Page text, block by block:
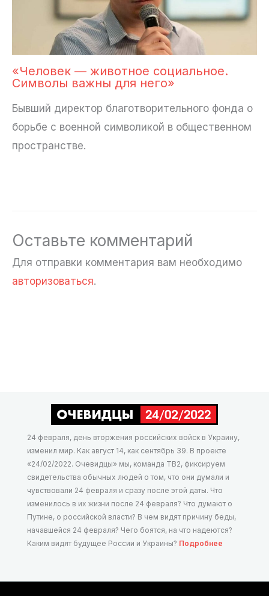
«Человек — животное социальное.
Символы важны для него»
Бывший директор благотворительного фонда о
борьбе с военной символикой в общественном
пространстве.
Оставьте комментарий
Для отправки комментария вам необходимо
авторизоваться.
24 февраля, день вторжения российских войск в Украину,
изменил мир. Как август 14, как сентябрь 39. В проекте
«24/02/2022. Очевидцы» мы, команда ТВ2, фиксируем
свидетельства обычных людей о том, что они думали и
чувствовали 24 февраля и сразу после этой даты. Что
изменилось в их жизни после 24 февраля? Что думают о
Путине, о российской власти? В чем видят причину беды,
начавшейся 24 февраля? Чего боятся, на что надеются?
Каким видят будущее России и Украины? Подробнее